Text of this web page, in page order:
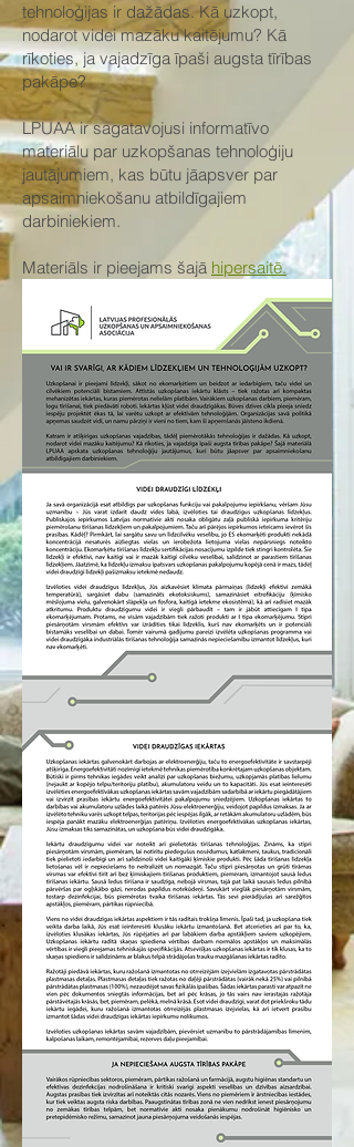
tehnoloģijas ir dažādas. Kā uzkopt,
nodarot videi mazāku kaitējumu? Kā
rīkoties, ja vajadzīga īpaši augsta tīrības
pakāpe?
LPUAA ir sagatavojusi informatīvo
materiālu par uzkopšanas tehnoloģiju
jautājumiem, kas būtu jāapsver par
apsaimniekošanu atbildīgajiem
darbiniekiem.
Materiāls ir pieejams šajā hipersaitē.